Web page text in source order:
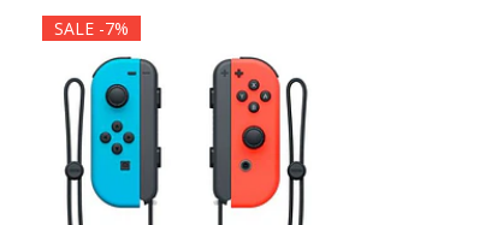
SALE -7%